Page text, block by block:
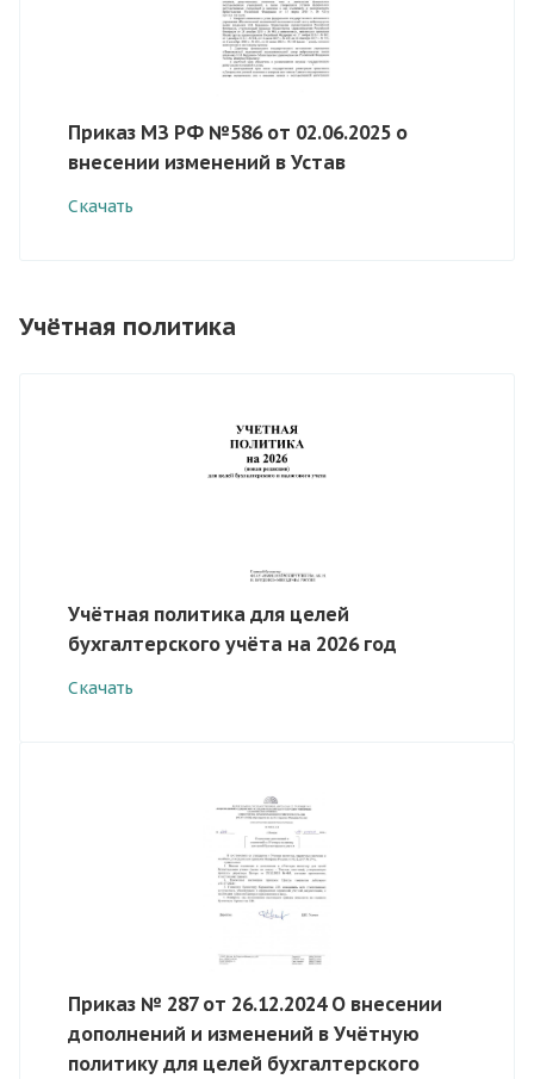
Приказ МЗ РФ №586 от 02.06.2025 о
внесении изменений в Устав
Скачать
Учётная политика
Учётная политика для целей
бухгалтерского учёта на 2026 год
Скачать
Приказ № 287 от 26.12.2024 О внесении
дополнений и изменений в Учётную
политику для целей бухгалтерского